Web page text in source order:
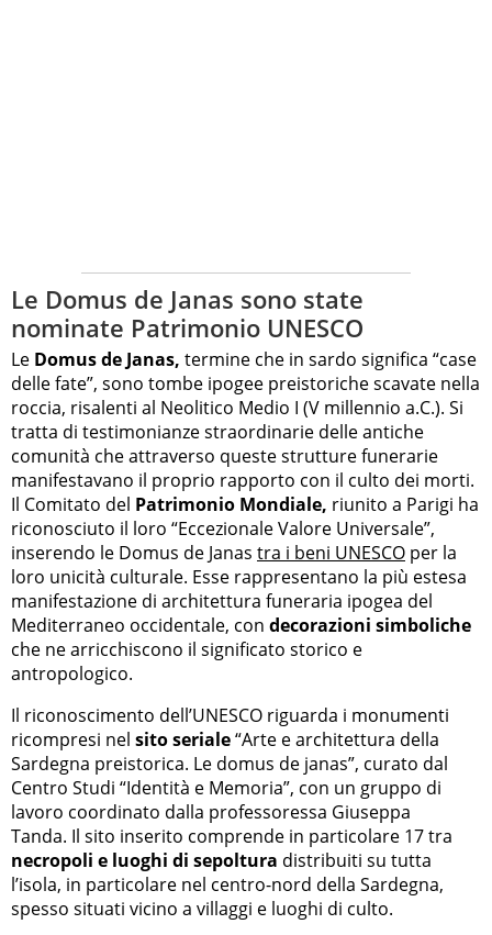
Le Domus de Janas sono state
nominate Patrimonio UNESCO
Le Domus de Janas, termine che in sardo significa “case
delle fate”, sono tombe ipogee preistoriche scavate nella
roccia, risalenti al Neolitico Medio I (V millennio a.C.). Si
tratta di testimonianze straordinarie delle antiche
comunità che attraverso queste strutture funerarie
manifestavano il proprio rapporto con il culto dei morti.
Il Comitato del Patrimonio Mondiale, riunito a Parigi ha
riconosciuto il loro “Eccezionale Valore Universale”,
inserendo le Domus de Janas tra i beni UNESCO per la
loro unicità culturale. Esse rappresentano la più estesa
manifestazione di architettura funeraria ipogea del
Mediterraneo occidentale, con decorazioni simboliche
che ne arricchiscono il significato storico e
antropologico.
Il riconoscimento dell’UNESCO riguarda i monumenti
ricompresi nel sito seriale“Arte e architettura della
Sardegna preistorica. Le domus de janas”, curato dal
Centro Studi “Identità e Memoria”, con un gruppo di
lavoro coordinato dalla professoressa Giuseppa
Tanda. Il sito inserito comprende in particolare 17 tra
necropoli e luoghi di sepoltura distribuiti su tutta
l’isola, in particolare nel centro-nord della Sardegna,
spesso situati vicino a villaggi e luoghi di culto.